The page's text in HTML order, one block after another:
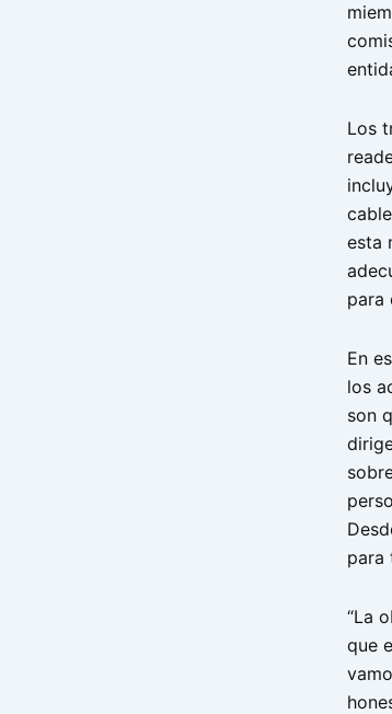
Los
esta
para
En
los
son
para
“La
que